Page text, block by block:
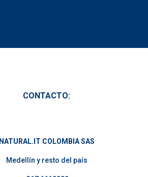
CONTACTO:
NATURAL.IT COLOMBIA SAS
Medellín y resto del país